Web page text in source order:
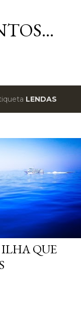
LENDAS
QUE